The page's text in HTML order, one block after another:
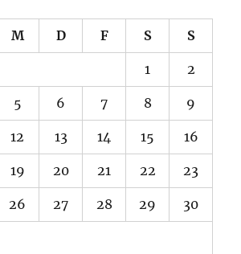
M D F S S
1 2
5 6 7 8 9
12 13 14 15 16
19 20 21 22 23
26 27 28 29 30